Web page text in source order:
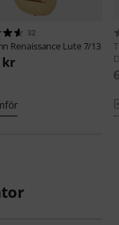
32
Renaissance Lute 7/13
kr